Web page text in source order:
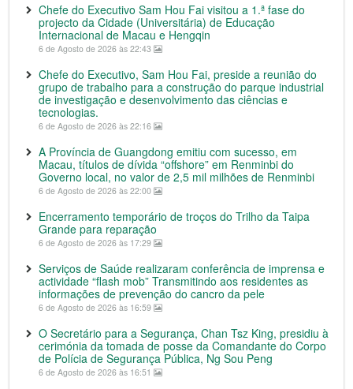
Chefe do Executivo Sam Hou Fai visitou a 1.ª fase do
projecto da Cidade (Universitária) de Educação
Internacional de Macau e Hengqin
6 de Agosto de 2026 às 22:43
Chefe do Executivo, Sam Hou Fai, preside a reunião do
grupo de trabalho para a construção do parque industrial
de investigação e desenvolvimento das ciências e
tecnologias.
6 de Agosto de 2026 às 22:16
A Província de Guangdong emitiu com sucesso, em
Macau, títulos de dívida “offshore” em Renminbi do
Governo local, no valor de 2,5 mil milhões de Renminbi
6 de Agosto de 2026 às 22:00
Encerramento temporário de troços do Trilho da Taipa
Grande para reparação
6 de Agosto de 2026 às 17:29
Serviços de Saúde realizaram conferência de imprensa e
actividade “flash mob” Transmitindo aos residentes as
informações de prevenção do cancro da pele
6 de Agosto de 2026 às 16:59
O Secretário para a Segurança, Chan Tsz King, presidiu à
cerimónia da tomada de posse da Comandante do Corpo
de Polícia de Segurança Pública, Ng Sou Peng
6 de Agosto de 2026 às 16:51